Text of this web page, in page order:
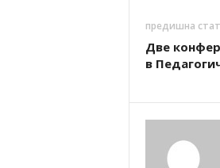
предишна
Две
в